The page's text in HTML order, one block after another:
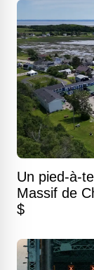
Un pied-à-
Massif de
$